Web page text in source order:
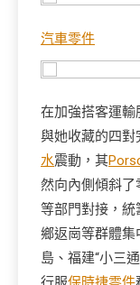
汽車零件
在加強搭客運輸
與她收藏的四
水震動，其
然向內側傾斜
等部門對接，統
鄉返崗等群體
島、福建“小三